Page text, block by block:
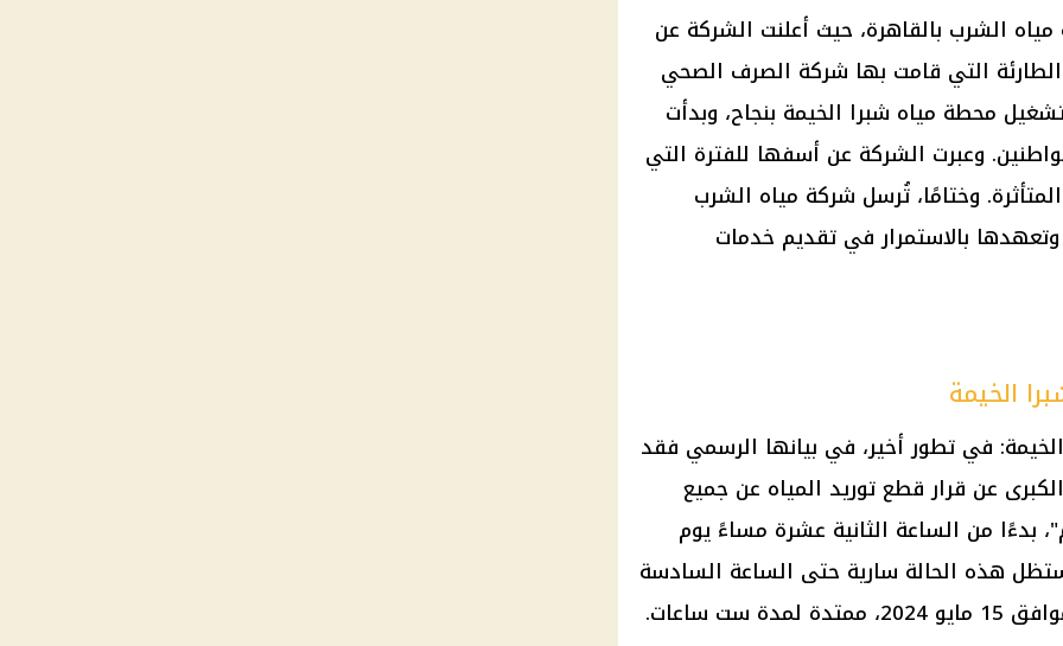
الشرب بالقاهرة، حيث أعلنت الشركة عن
الطارئة التي قامت بها شركة الصرف الصحي
محطة مياه شبرا الخيمة بنجاح، وبدأت
وعبرت الشركة عن أسفها للفترة التي
وختامًا، تُرسل شركة مياه الشرب
بالاستمرار في تقديم خدمات
الخيمة
في تطور أخير، في بيانها الرسمي فقد
عن قرار قطع توريد المياه عن جميع
بدءًا من الساعة الثانية عشرة مساءً يوم
الموافق 14 مايو 2024، وستظل هذه الحالة سارية حتى الساعة السادسة
ست ساعات.